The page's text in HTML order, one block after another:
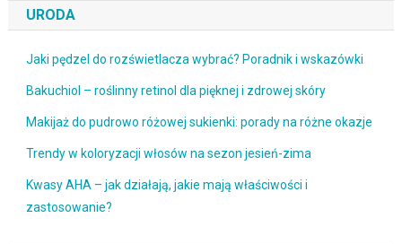
URODA
Jaki pędzel do rozświetlacza wybrać? Poradnik i wskazówki
Bakuchiol – roślinny retinol dla pięknej i zdrowej skóry
Makijaż do pudrowo różowej sukienki: porady na różne okazje
Trendy w koloryzacji włosów na sezon jesień-zima
Kwasy AHA – jak działają, jakie mają właściwości i
zastosowanie?